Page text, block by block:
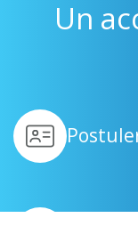
Un